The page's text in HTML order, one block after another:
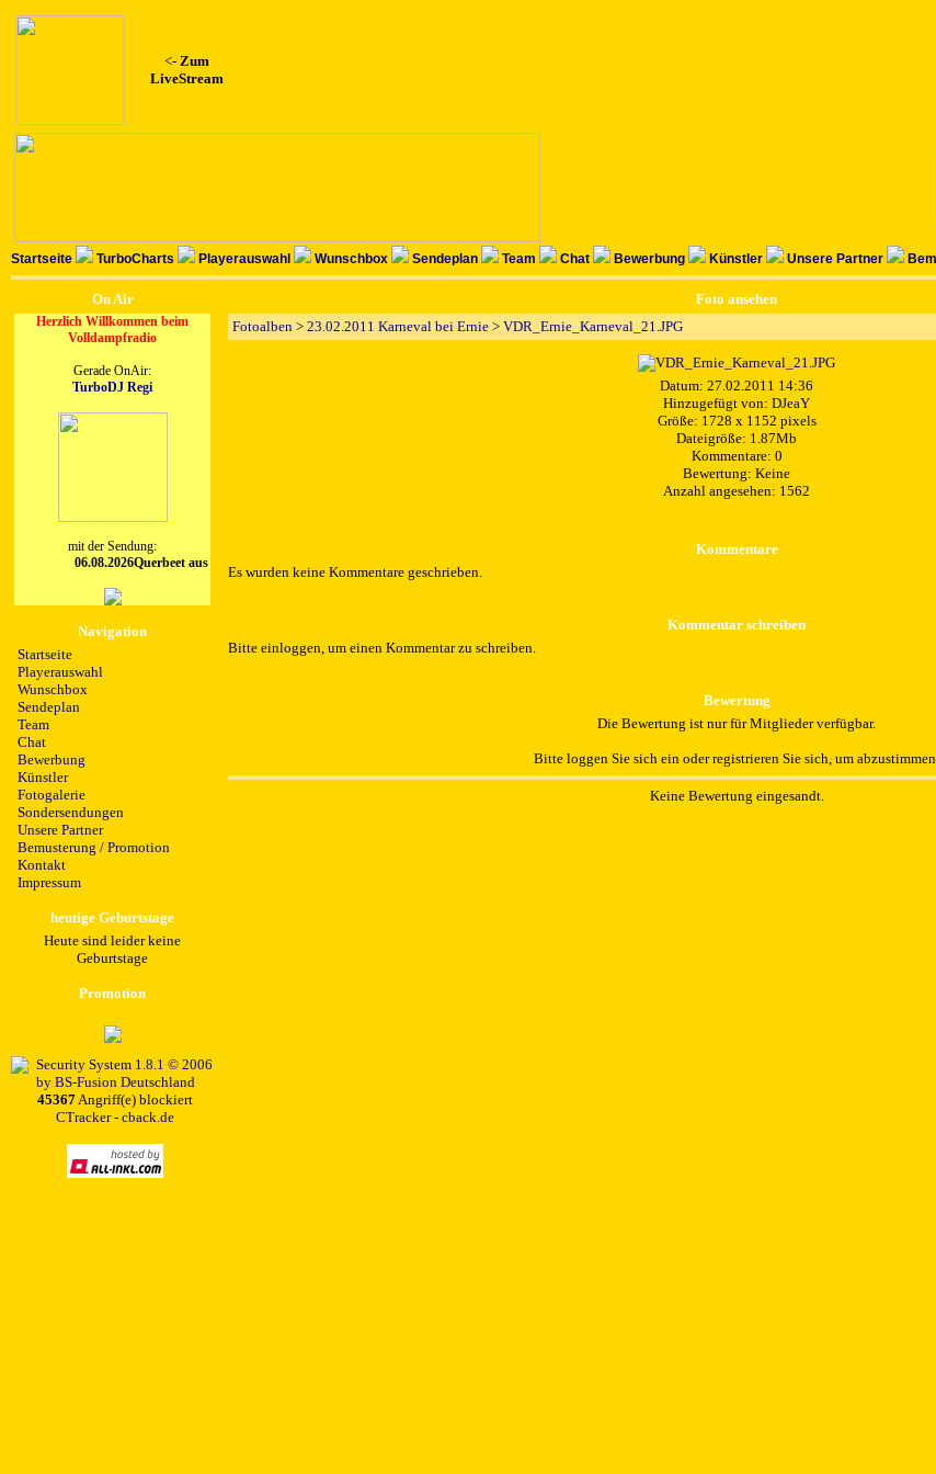
<- Zum
LiveStream
Startseite TurboCharts Playerauswahl Wunschbox Sendeplan Team Chat Bewerbung Künstler Unsere Partner
On Air
Herzlich Willkommen beim
Volldampfradio
Gerade OnAir:
TurboDJ Regi
mit der Sendung:
06.08.2026Querbeet aus dem schoenen Ostfriesland
Navigation
Startseite
Playerauswahl
Wunschbox
Sendeplan
Team
Chat
Bewerbung
Künstler
Fotogalerie
Sondersendungen
Unsere Partner
Bemusterung / Promotion
Kontakt
Impressum
heutige Geburtstage
Heute sind leider keine
Geburtstage
Promotion
45367Angriff(e) blockiert
CTracker - cback.de
Foto ansehen
Fotoalben > 23.02.2011 Karneval bei Ernie > VDR_Ernie_Karneval_21.JPG
Datum: 27.02.2011 14:36
Hinzugefügt von: DJeaY
Größe: 1728 x 1152 pixels
Dateigröße: 1.87Mb
Kommentare: 0
Bewertung: Keine
Anzahl angesehen: 1562
Kommentare
Es wurden keine Kommentare geschrieben.
Kommentar schreiben
Bitte einloggen, um einen Kommentar zu schreiben.
Bewertung
Die Bewertung ist nur für Mitglieder verfügbar.
Bitte loggen Sie sich ein oder registrieren Sie sich, um
Keine Bewertung eingesandt.